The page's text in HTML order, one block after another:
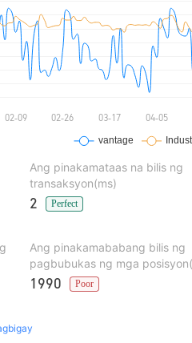
Ang pinakamataas na bilis ng
transaksyon(ms)
2 Perfect
Ang pinakamababang bilis ng
pagbubukas ng mga
1990 Poor